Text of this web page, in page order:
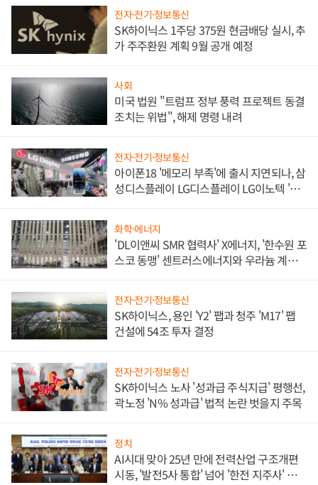
전자·전기·정보통신
SK하이닉스 1주당 375원 현금배당 실시, 추
가 주주환원 계획 9월 공개 예정
사회
미국 법원 "트럼프 정부 풍력 프로젝트 동결
조치는 위법", 해제 명령 내려
전자·전기·정보통신
아이폰18 '메모리 부족'에 출시 지연되나, 삼
성디스플레이 LG디스플레이 LG이노텍 '탈
화학·에너지
'DL이앤씨 SMR 협력사' X에너지, '한수원 포
스코 동맹' 센트러스에너지와 우라늄 계약
전자·전기·정보통신
SK하이닉스, 용인 'Y2' 팹과 청주 'M17' 팹
건설에 54조 투자 결정
전자·전기·정보통신
SK하이닉스 노사 '성과급 주식지급' 평행선,
곽노정 'N% 성과급' 법적 논란 벗을지 주목
정치
AI시대 맞아 25년 만에 전력산업 구조개편
시동, '발전5사 통합' 넘어 '한전 지주사' 재편